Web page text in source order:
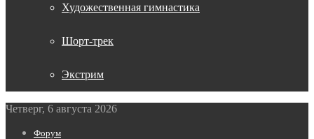
Художественная гимнастика
Шорт-трек
Экстрим
Четверг, 6 августа 2026
Форум